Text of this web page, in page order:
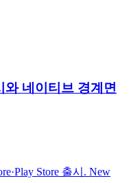
네이티브 경계면
Store 출시. New